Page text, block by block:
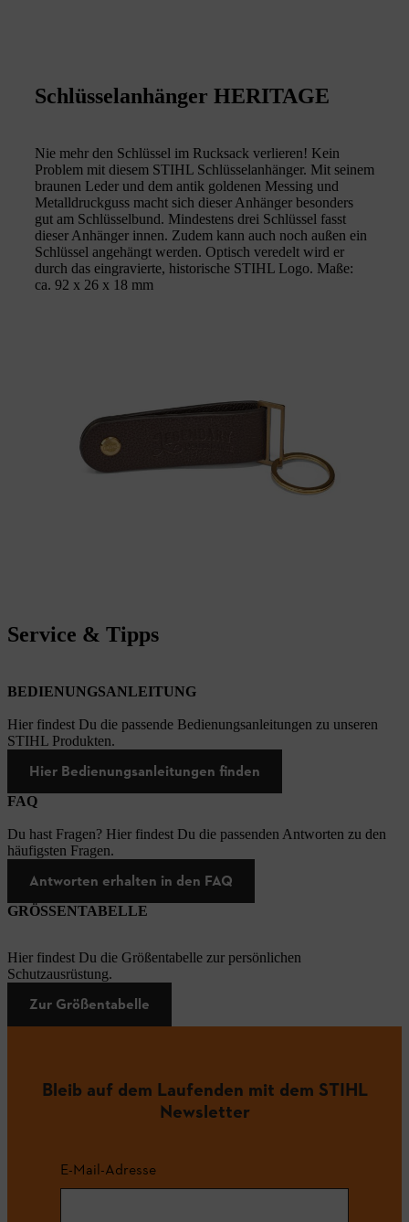
Schlüsselanhänger HERITAGE
Nie mehr den Schlüssel im Rucksack verlieren! Kein
Problem mit diesem STIHL Schlüsselanhänger. Mit seinem
braunen Leder und dem antik goldenen Messing und
Metalldruckguss macht sich dieser Anhänger besonders
gut am Schlüsselbund. Mindestens drei Schlüssel fasst
dieser Anhänger innen. Zudem kann auch noch außen ein
Schlüssel angehängt werden. Optisch veredelt wird er
durch das eingravierte, historische STIHL Logo. Maße:
ca. 92 x 26 x 18 mm
Service & Tipps
BEDIENUNGSANLEITUNG
Hier findest Du die passende Bedienungsanleitungen zu unseren
STIHL Produkten.
Hier Bedienungsanleitungen finden
FAQ
Du hast Fragen? Hier findest Du die passenden Antworten zu den
häufigsten Fragen.
Antworten erhalten in den FAQ
GRÖSSENTABELLE
Hier findest Du die Größentabelle zur persönlichen
Schutzausrüstung.
Zur Größentabelle
Bleib auf dem Laufenden mit dem STIHL
Newsletter
E-Mail-Adresse